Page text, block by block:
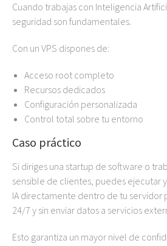
Cuando trabajas con Inteligencia
seguridad son fundamentales.
Con un VPS dispones de:
Acceso root completo
Recursos dedicados
Configuración personalizada
Control total sobre tu entorno
Caso práctico
Si diriges una startup de software o
sensible de clientes, puedes ejecutar
IA directamente dentro de tu servidor
24/7 y sin enviar datos a servicios
Esto garantiza un mayor nivel de